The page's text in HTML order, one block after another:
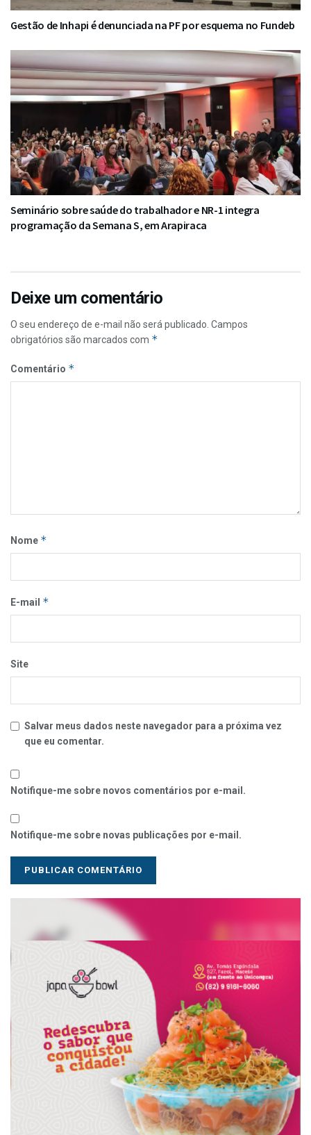
Gestão de Inhapi é denunciada na PF por esquema no Fundeb
Seminário sobre saúde do trabalhador e NR-1 integra
programação da Semana S, em Arapiraca
Deixe um comentário
O seu endereço de e-mail não será publicado. Campos
obrigatórios são marcados com *
Comentário *
Nome *
E-mail *
Site
Salvar meus dados neste navegador para a próxima vez
que eu comentar.
Notifique-me sobre novos comentários por e-mail.
Notifique-me sobre novas publicações por e-mail.